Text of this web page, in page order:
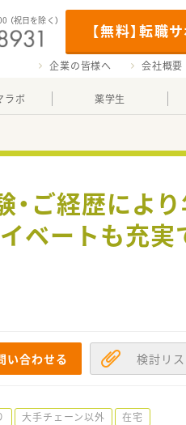
【無料】転職
（祝日を除く）
企業の皆様へ 会社概要
ラボ 薬学生
・ご経歴によ
ベートも充実
い合わせる 検討リ
大手チェーン以外 在宅